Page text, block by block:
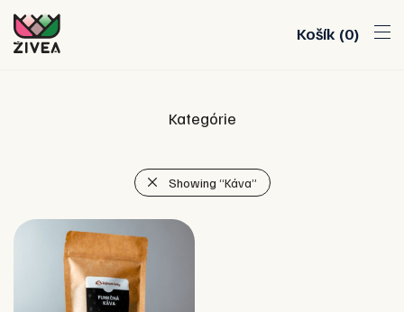
Košík 0
Kategórie
Showing “Káva”